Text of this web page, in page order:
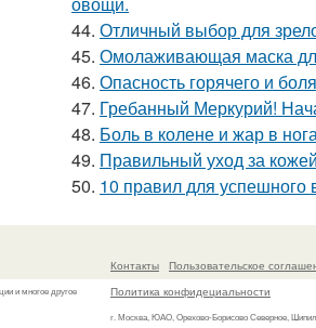
44. Отличный выбор для
45. Омолаживающая маска
46. Опасность горячего и
47. Гребанный Меркурий!
48. Боль в колене и жар в
49. Правильный уход за
50. 10 правил для успешного
и многое другое
Контакты
Пользовательское
Политика конфидециальности
г. Москва, ЮАО, Орехово-Борисово Северное,